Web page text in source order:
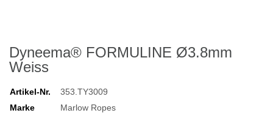
Dyneema® FORMULINE Ø3.8mm
Weiss
Artikel-Nr.
353.TY3009
Marke
Marlow Ropes